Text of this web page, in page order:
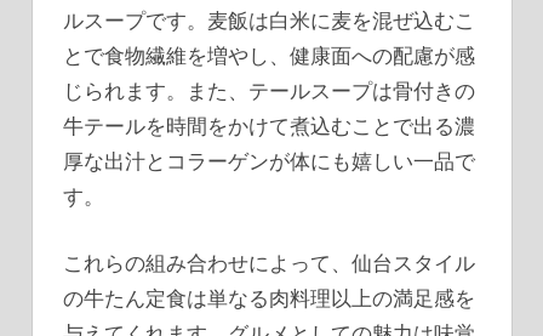
ルスープです。麦飯は白米に麦を混ぜ込むこ
とで食物繊維を増やし、健康面への配慮が感
じられます。また、テールスープは骨付きの
牛テールを時間をかけて煮込むことで出る濃
厚な出汁とコラーゲンが体にも嬉しい一品で
す。
これらの組み合わせによって、仙台スタイル
の牛たん定食は単なる肉料理以上の満足感を